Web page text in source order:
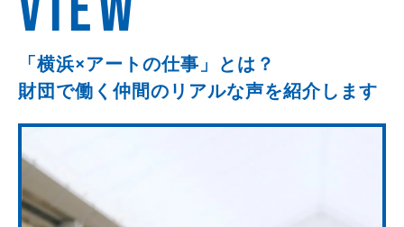
「横浜×アートの仕事」とは？
財団で働く仲間のリアルな声を紹介します